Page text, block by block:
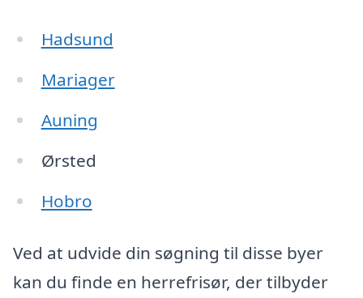
Hadsund
Mariager
Auning
Ørsted
Hobro
Ved at udvide din søgning til disse byer
kan du finde en herrefrisør, der tilbyder